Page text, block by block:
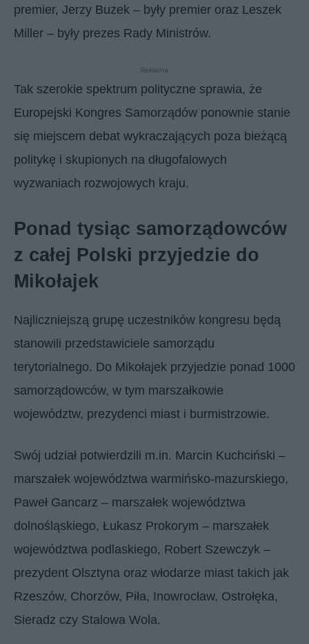
premier, Jerzy Buzek – były premier oraz Leszek
Miller – były prezes Rady Ministrów.
Reklama
Tak szerokie spektrum polityczne sprawia, że
Europejski Kongres Samorządów ponownie stanie
się miejscem debat wykraczających poza bieżącą
politykę i skupionych na długofalowych
wyzwaniach rozwojowych kraju.
Ponad tysiąc samorządowców
z całej Polski przyjedzie do
Mikołajek
Najliczniejszą grupę uczestników kongresu będą
stanowili przedstawiciele samorządu
terytorialnego. Do Mikołajek przyjedzie ponad 1000
samorządowców, w tym marszałkowie
województw, prezydenci miast i burmistrzowie.
Swój udział potwierdzili m.in. Marcin Kuchciński –
marszałek województwa warmińsko-mazurskiego,
Paweł Gancarz – marszałek województwa
dolnośląskiego, Łukasz Prokorym – marszałek
województwa podlaskiego, Robert Szewczyk –
prezydent Olsztyna oraz włodarze miast takich jak
Rzeszów, Chorzów, Piła, Inowrocław, Ostrołęka,
Sieradz czy Stalowa Wola.